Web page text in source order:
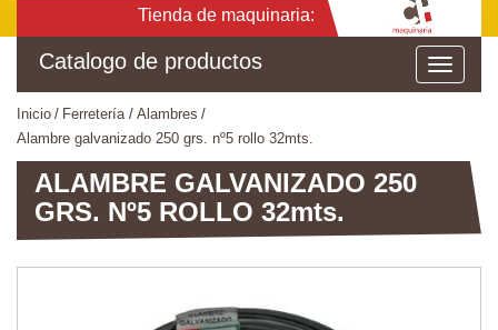
Tienda de maquinaria:
Catalogo de productos
inicio ferretería
alambres
alambre galvanizado 250 grs. nº5 rollo 32mts.
ALAMBRE GALVANIZADO 250
GRS. Nº5 ROLLO 32mts.